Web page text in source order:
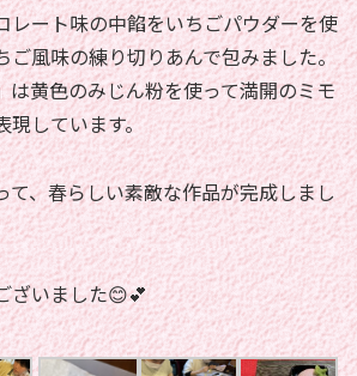
レート味の中餡をいちごパウダーを使
ご風味の練り切りあんで包みました。
は黄色のみじん粉を使って満開のミモ
現しています。
て、春らしい素敵な作品が完成しまし
ざいました😊💕